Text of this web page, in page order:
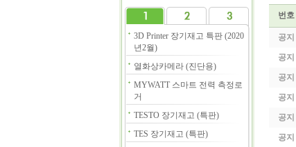
3D Printer 장기재고 특판 (2020
년2월)
열화상카메라 (진단용)
MYWATT 스마트 전력 측정로
거
TESTO 장기재고 (특판)
TES 장기재고 (특판)
번호
공지
공지
공지
공지
공지
공지